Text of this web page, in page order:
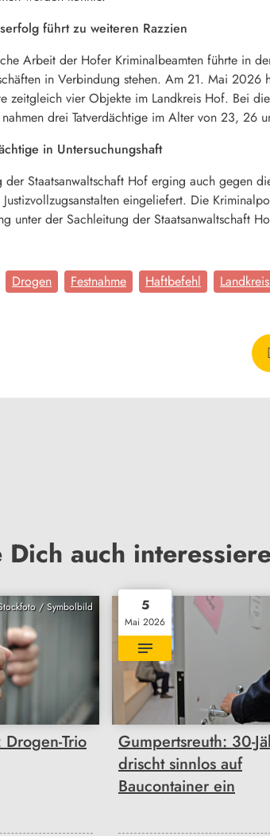
führt zu weiteren Razzien
Arbeit der Hofer Kriminalbeamten führte in
in Verbindung stehen. Am 21. Mai 2026
zeitgleich vier Objekte im Landkreis Hof. Bei
drei Tatverdächtige im Alter von 23, 26
in Untersuchungshaft
Staatsanwaltschaft Hof erging auch gegen
Justizvollzugsanstalten eingeliefert. Die
unter der Sachleitung der Staatsanwaltschaft
Drogen Festnahme Haftbefehl
Dich auch
/ Symbolbild
Trio
5
Mai 2026
Gumpertsreuth: 30-
drischt sinnlos auf
Baucontainer ein